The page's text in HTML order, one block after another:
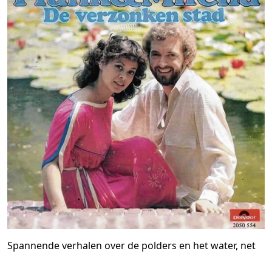
Spannende verhalen over de polders en het water, net